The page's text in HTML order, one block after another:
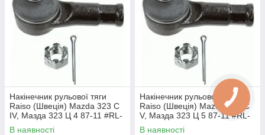
Накінечник рульової тяги
Raiso (Швеція) Mazda 323 C
IV, Мазда 323 Ц 4 87-11 #RL-
232280M UAVPCWF7
В наявності
Накінечник рульової тяги
Raiso (Швеція) Mazda 323 C
V, Мазда 323 Ц 5 87-11 #RL-
232280M UAVPCWF7
В наявності